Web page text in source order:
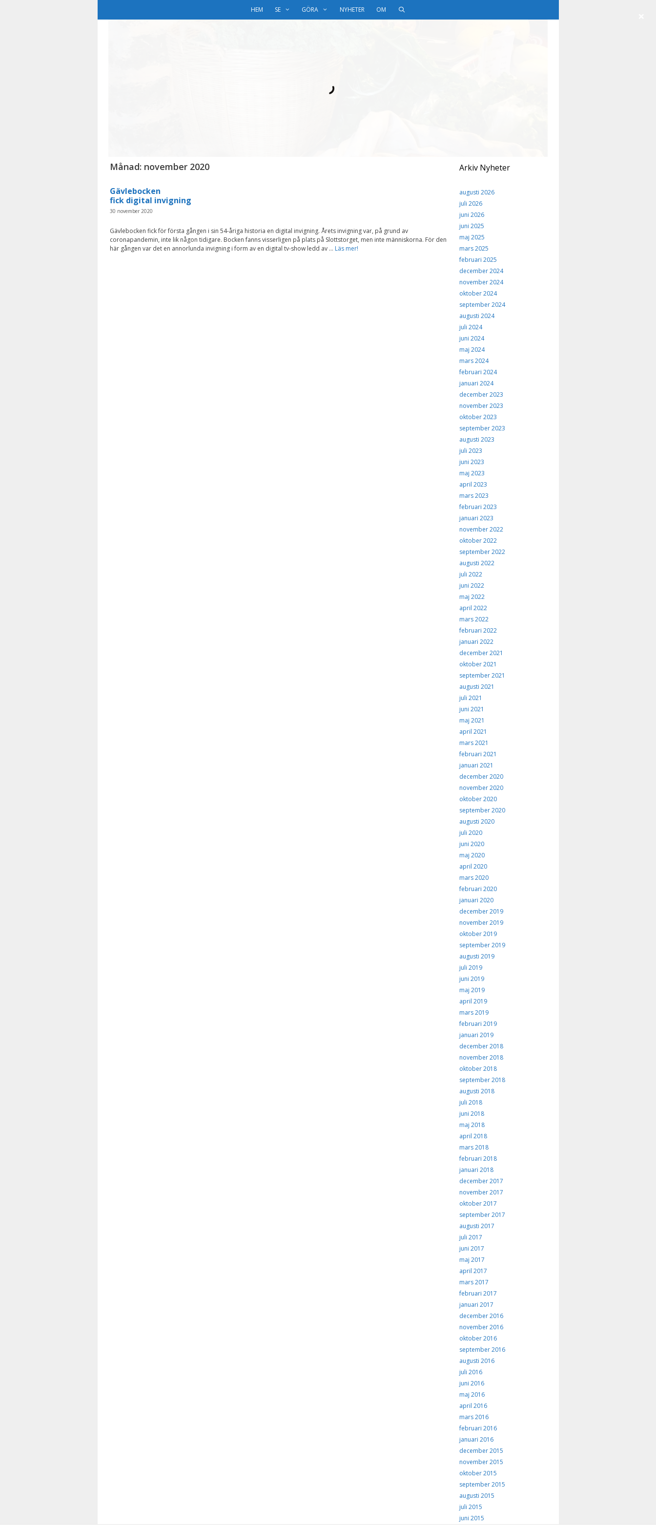
HEM SE GÖRA NYHETER OM
Månad: november 2020
Gävlebocken
fick digital invigning
30 november 2020
Gävlebocken fick för första gången i sin 54-åriga historia en digital invigning. Årets invigning var, på grund av
coronapandemin, inte lik någon tidigare. Bocken fanns visserligen på plats på Slottstorget, men inte människorna. För den
här gången var det en annorlunda invigning i form av en digital tv-show ledd av … Läs mer!
Arkiv Nyheter
augusti 2026
juli 2026
juni 2026
juni 2025
maj 2025
mars 2025
februari 2025
december 2024
november 2024
oktober 2024
september 2024
augusti 2024
juli 2024
juni 2024
maj 2024
mars 2024
februari 2024
januari 2024
december 2023
november 2023
oktober 2023
september 2023
augusti 2023
juli 2023
juni 2023
maj 2023
april 2023
mars 2023
februari 2023
januari 2023
november 2022
oktober 2022
september 2022
augusti 2022
juli 2022
juni 2022
maj 2022
april 2022
mars 2022
februari 2022
januari 2022
december 2021
oktober 2021
september 2021
augusti 2021
juli 2021
juni 2021
maj 2021
april 2021
mars 2021
februari 2021
januari 2021
december 2020
november 2020
oktober 2020
september 2020
augusti 2020
juli 2020
juni 2020
maj 2020
april 2020
mars 2020
februari 2020
januari 2020
december 2019
november 2019
oktober 2019
september 2019
augusti 2019
juli 2019
juni 2019
maj 2019
april 2019
mars 2019
februari 2019
januari 2019
december 2018
november 2018
oktober 2018
september 2018
augusti 2018
juli 2018
juni 2018
maj 2018
april 2018
mars 2018
februari 2018
januari 2018
december 2017
november 2017
oktober 2017
september 2017
augusti 2017
juli 2017
juni 2017
maj 2017
april 2017
mars 2017
februari 2017
januari 2017
december 2016
november 2016
oktober 2016
september 2016
augusti 2016
juli 2016
juni 2016
maj 2016
april 2016
mars 2016
februari 2016
januari 2016
december 2015
november 2015
oktober 2015
september 2015
augusti 2015
juli 2015
juni 2015
Dessa kakor går
inte att välja
bort. De behövs